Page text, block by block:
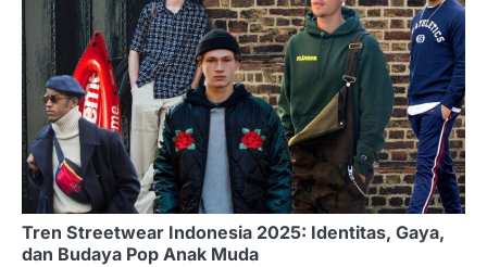
Tren Streetwear Indonesia 2025: Identitas, Gaya,
dan Budaya Pop Anak Muda